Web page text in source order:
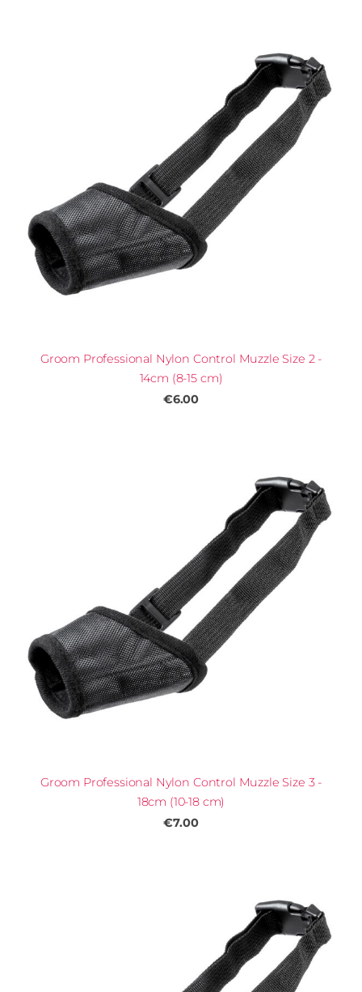
Groom Professional Nylon Control Muzzle Size 2 -
14cm (8-15 cm)
€6.00
Groom Professional Nylon Control Muzzle Size 3 -
18cm (10-18 cm)
€7.00